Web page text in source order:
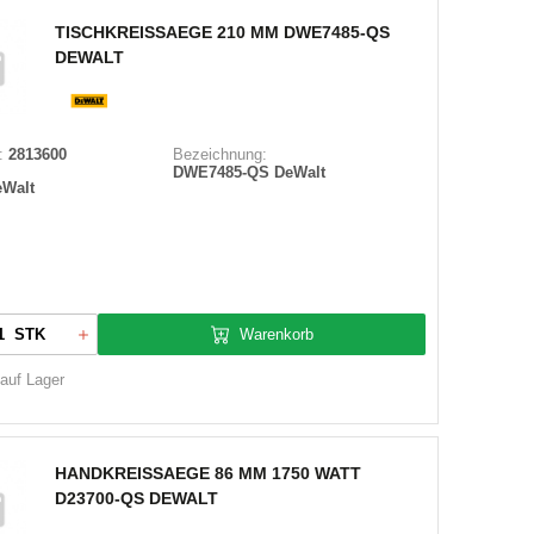
TISCHKREISSAEGE 210 MM DWE7485-QS
DEWALT
2813600
Bezeichnung:
DWE7485-QS DeWalt
STK Warenkorb
Lager
HANDKREISSAEGE 86 MM 1750 WATT
D23700-QS DEWALT